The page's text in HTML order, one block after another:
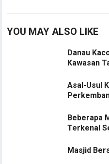
YOU MAY ALSO LIKE
Danau
Kawasan
Asal-Usul
Beberapa
Terkenal
Masjid